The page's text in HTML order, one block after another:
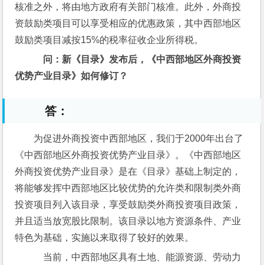
核准之外，将由地方政府有关部门核准。此外，外商投
资鼓励类项目可以享受相应的优惠政策，其中西部地区
鼓励类项目减按15%的税率征收企业所得税。
问：新《目录》发布后，《中西部地区外商投资
优势产业目录》如何修订？
答：
为促进外商投资中西部地区，我们于2000年出台了
《中西部地区外商投资优势产业目录》。《中西部地区
外商投资优势产业目录》是在《目录》基础上制定的，
将能够发挥中西部地区比较优势的允许类和限制类外商
投资项目列入该目录，享受鼓励类外商投资项目政策，
并且适当放宽股比限制。该目录以地方资源条件、产业
特色为基础，实施以来取得了较好的效果。
当前，中西部地区具有土地、能源资源、劳动力